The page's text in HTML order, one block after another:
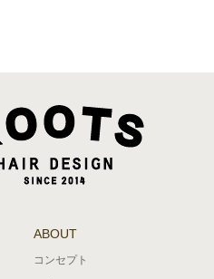
ABOUT
コンセプト